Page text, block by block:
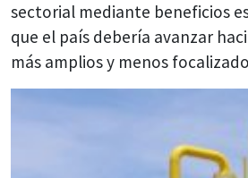
sectorial mediante beneficios
que el país debería avanzar
más amplios y menos